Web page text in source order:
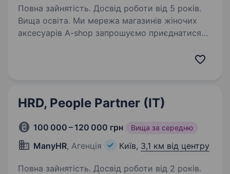
Повна зайнятість. Досвід роботи від 5 років.
Вища освіта. Ми мережа магазинів жіночих
аксесуарів A-shop запрошуємо приєднатися
HRD, People Partner (IT)
100 000 – 120 000 грн Вища за середню
ManyHR, Агенція Київ, 3,1 км від центру
Повна зайнятість. Досвід роботи від 2 років.